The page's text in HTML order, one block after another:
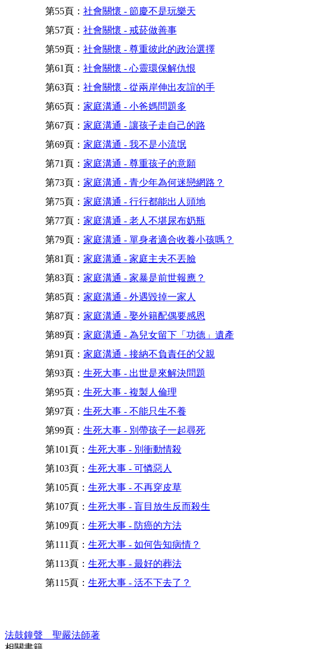
第55頁： 社會關懷 - 節慶不是玩樂天
第57頁： 社會關懷 - 戒菸做善事
第59頁： 社會關懷 - 尊重彼此的政治選擇
第61頁： 社會關懷 - 心靈環保解仇恨
第63頁： 社會關懷 - 從兩岸伸出友誼的手
第65頁： 家庭溝通 - 小爸媽問題多
第67頁： 家庭溝通 - 讓孩子走自己的路
第69頁： 家庭溝通 - 我不是小流氓
第71頁： 家庭溝通 - 尊重孩子的意願
第73頁： 家庭溝通 - 青少年為何迷戀網路？
第75頁： 家庭溝通 - 行行都能出人頭地
第77頁： 家庭溝通 - 老人不堪尿布奶瓶
第79頁： 家庭溝通 - 單身者適合收養小孩嗎？
第81頁： 家庭溝通 - 家庭主夫不丟臉
第83頁： 家庭溝通 - 家暴是前世報應？
第85頁： 家庭溝通 - 外遇毀掉一家人
第87頁： 家庭溝通 - 娶外籍配偶要感恩
第89頁： 家庭溝通 - 為兒女留下「功德」遺產
第91頁： 家庭溝通 - 接納不負責任的父親
第93頁： 生死大事 - 出世是來解決問題
第95頁： 生死大事 - 複製人倫理
第97頁： 生死大事 - 不能只生不養
第99頁： 生死大事 - 別帶孩子一起尋死
第101頁： 生死大事 - 別衝動情殺
第103頁： 生死大事 - 可憐惡人
第105頁： 生死大事 - 不再穿皮草
第107頁： 生死大事 - 盲目放生反而殺生
第109頁： 生死大事 - 防癌的方法
第111頁： 生死大事 - 如何告知病情？
第113頁： 生死大事 - 最好的葬法
第115頁： 生死大事 - 活不下去了？
法鼓鐘聲 聖嚴法師著